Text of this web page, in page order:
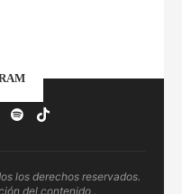
los derechos reservados.
del contenido .